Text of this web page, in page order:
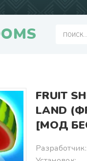
FRUIT
LAND
[МОД
Разработчик: